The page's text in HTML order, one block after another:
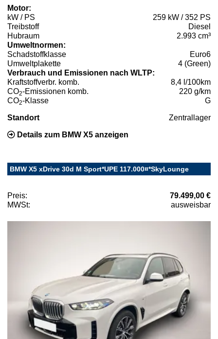
Motor:
kW / PS
259 kW / 352 PS
Treibstoff
Diesel
Hubraum
2.993 cm³
Umweltnormen:
Schadstoffklasse
Euro6
Umweltplakette
4 (Green)
Verbrauch und Emissionen nach WLTP:
Kraftstoffverbr. komb.
8,4 l/100km
CO2-Emissionen komb.
220 g/km
CO2-Klasse G
Standort Zentrallager
Details zum BMW X5 anzeigen
BMW X5 xDrive 30d M Sport*UPE 117.000¤*SkyLounge
Preis:
79.499,00 €
MWSt:
ausweisbar